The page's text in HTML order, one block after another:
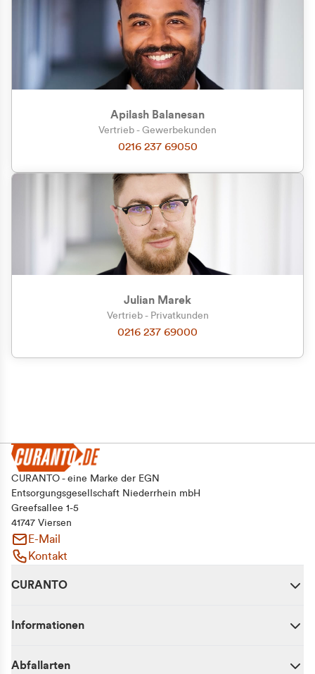
Zu welcher Kundengruppe
gehören Sie?
Privatkunde (inkl. MwSt.)
Geschäftskunde (exkl. MwSt.)
Apilash Balanesan
Vertrieb - Gewerbekunden
0216 237 69050
Julian Marek
Vertrieb - Privatkunden
0216 237 69000
CURANTO - eine Marke der EGN
Entsorgungsgesellschaft Niederrhein mbH
Greefsallee 1-5
41747 Viersen
E-Mail
Kontakt
CURANTO
Informationen
Abfallarten